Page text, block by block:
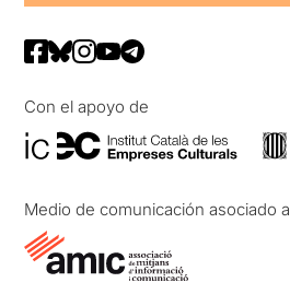
Con el apoyo de
Medio de comunicación asociado a